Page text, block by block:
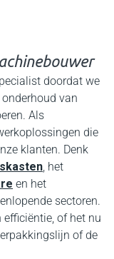
doordat we
van
Als
die
klanten. Denk
, het
en het
sectoren.
of het nu
of de